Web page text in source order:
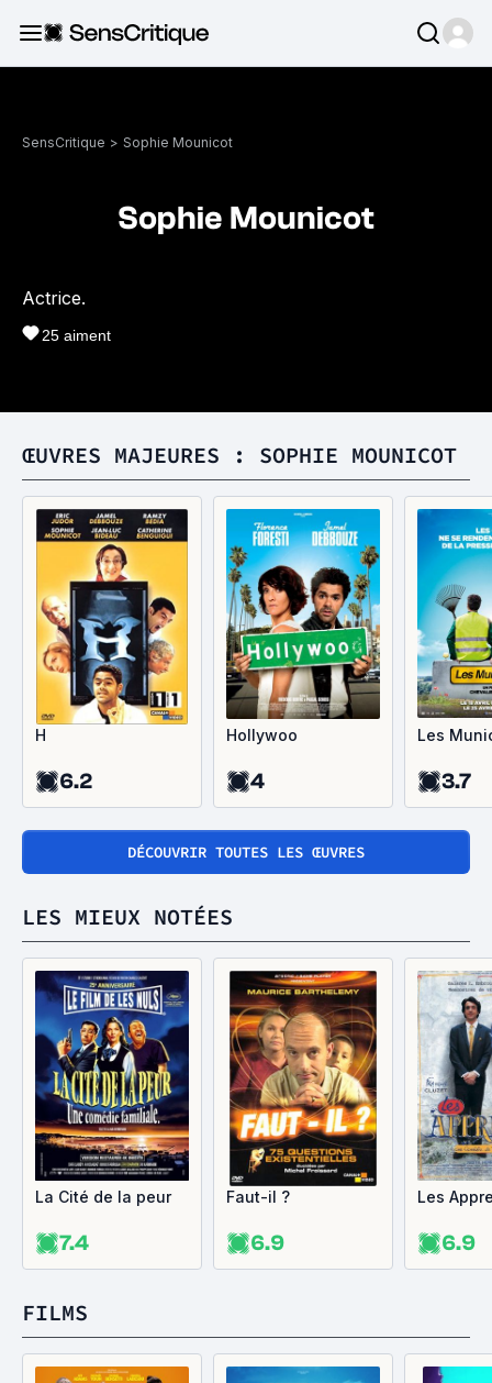
SensCritique > Sophie Mounicot
Sophie Mounicot
Actrice.
25 aiment
ŒUVRES MAJEURES : SOPHIE MOUNICOT
H
6.2
Hollywoo
4
Les
3.7
DÉCOUVRIR TOUTES LES ŒUVRES
LES MIEUX NOTÉES
La Cité de la peur
7.4
Faut-il ?
6.9
Les
6.9
FILMS